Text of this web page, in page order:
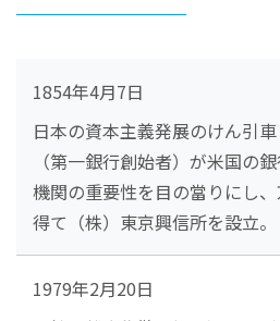
1854年4月7日
日本の資本主義発展のけん引
（第一銀行創始者）が米国の
機関の重要性を目の當りにし
得て（株）東京興信所を設立。
1979年2月20日